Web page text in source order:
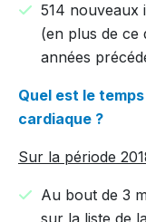
514 nouveaux
(en plus de ce
années
Quel est le
cardiaque ?
Sur la période
Au bout de 3